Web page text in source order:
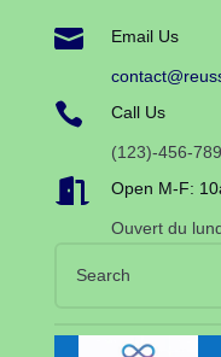
 Email Us
 Call Us
(123)-456-
 Open M-F:
Ouvert du